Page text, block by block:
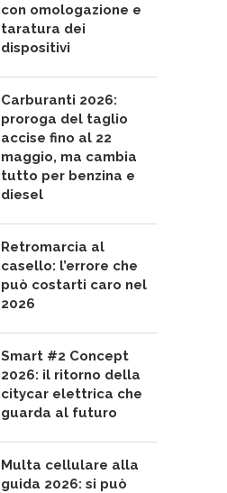
con omologazione e
taratura dei
dispositivi
Carburanti 2026:
proroga del taglio
accise fino al 22
maggio, ma cambia
tutto per benzina e
diesel
Retromarcia al
casello: l’errore che
può costarti caro nel
2026
Smart #2 Concept
2026: il ritorno della
citycar elettrica che
guarda al futuro
Multa cellulare alla
guida 2026: si può